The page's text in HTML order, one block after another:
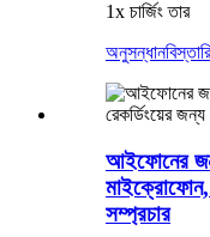
1x চার্জিং তার
অনুসন্ধান
আইফোনের
মাইক্রোফোন,
সম্প্রচার